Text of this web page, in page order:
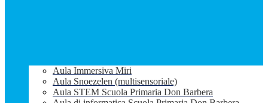
Aula Immersiva Miri
Aula Snoezelen (multisensoriale)
Aula STEM Scuola Primaria Don Barbera